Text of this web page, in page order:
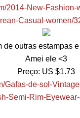
2014-New-
Casual-women/
de outras estampas
Amei ele <3
Preço: US $1.73
Gafas-de-sol-
Semi-Rim-